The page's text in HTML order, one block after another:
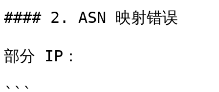
#### 2. ASN 映射错误
部分 IP：